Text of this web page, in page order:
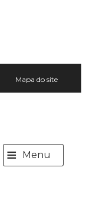
Mapa do site
≡ Menu